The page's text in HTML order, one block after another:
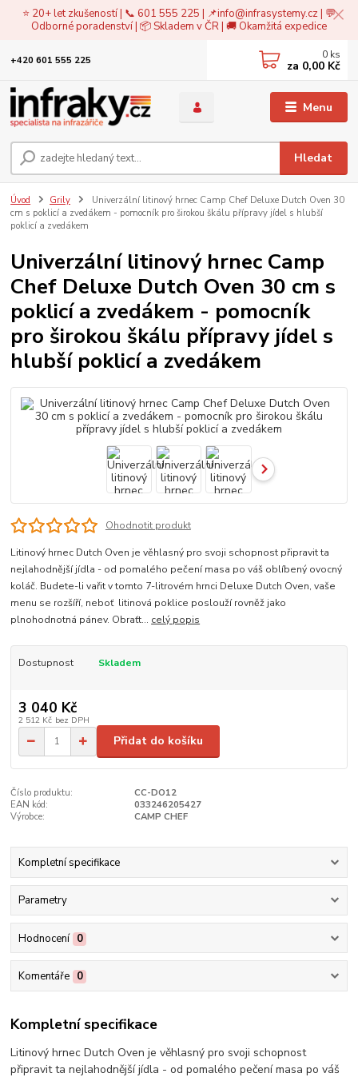
⭐ 20+ let zkušeností | 📞 601 555 225 | 📌info@infrasystemy.cz| 💬
Odborné poradenství | 📦 Skladem v ČR | 🚚 Okamžitá expedice
Menu
Hledat
+420 601 555 225 0 ks
za 0,00 Kč
Úvod Grily
Univerzální litinový hrnec Camp Chef Deluxe Dutch Oven 30
cm s poklicí a zvedákem - pomocník pro širokou škálu přípravy jídel s hlubší
poklicí a zvedákem
Univerzální litinový hrnec Camp
Chef Deluxe Dutch Oven 30 cm s
poklicí a zvedákem - pomocník
pro širokou škálu přípravy jídel s
hlubší poklicí a zvedákem
Ohodnotit produkt
Litinový hrnec Dutch Oven je věhlasný pro svoji schopnost připravit ta
nejlahodnější jídla - od pomalého pečení masa po váš oblíbený ovocný
koláč. Budete-li vařit v tomto 7-litrovém hrnci Deluxe Dutch Oven, vaše
menu se rozšíří, neboť litinová poklice poslouží rovněž jako
plnohodnotná pánev. Obraťt... celý popis
Dostupnost Skladem
3 040 Kč
2 512 Kč bez DPH
Přidat do košíku
Číslo produktu:
CC-DO12
EAN kód:
033246205427
Výrobce:
CAMP CHEF
Kompletní specifikace
Parametry
Hodnocení 0
Komentáře 0
Kompletní specifikace
Litinový hrnec Dutch Oven je věhlasný pro svoji schopnost
připravit ta nejlahodnější jídla - od pomalého pečení masa po váš